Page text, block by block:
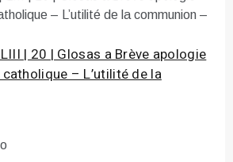
| 20 | Glosas a Brève apologie
– L’utilité de la